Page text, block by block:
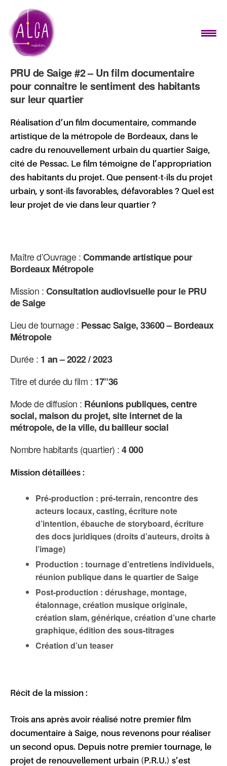
PRU de Saige #2 – Un film documentaire
pour connaitre le sentiment des habitants
sur leur quartier
Réalisation d’un film documentaire, commande
artistique de la métropole de Bordeaux, dans le
cadre du renouvellement urbain du quartier Saige,
cité de Pessac. Le film témoigne de l’appropriation
des habitants du projet. Que pensent-t-ils du projet
urbain, y sont-ils favorables, défavorables ? Quel est
leur projet de vie dans leur quartier ?
Maître d’Ouvrage :Commande artistique pour
Bordeaux Métropole
Mission :Consultation audiovisuelle pour le PRU
de Saige
Lieu de tournage : Pessac Saige, 33600 – Bordeaux
Métropole
Durée : 1 an – 2022 / 2023
Titre et durée du film : 17”36
Mode de diffusion : Réunions publiques, centre
social, maison du projet, site internet de la
métropole, de la ville, du bailleur social
Nombre habitants (quartier) :4 000
Mission détaillées :
Pré-production : pré-terrain, rencontre des
acteurs locaux, casting, écriture note
d’intention, ébauche de storyboard, écriture
des docs juridiques (droits d’auteurs, droits à
l’image)
Production : tournage d’entretiens individuels,
réunion publique dans le quartier de Saige
Post-production : dérushage, montage,
étalonnage, création musique originale,
création slam, générique, création d’une charte
graphique, édition des sous-titrages
Création d’un teaser
Récit de la mission :
Trois ans après avoir réalisé notre premier film
documentaire à Saige, nous revenons pour réaliser
un second opus. Depuis notre premier tournage, le
projet de renouvellement urbain (P.R.U.) s’est